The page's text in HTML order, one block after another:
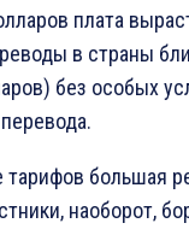
плата
в страны
без особых
большая
наоборот,